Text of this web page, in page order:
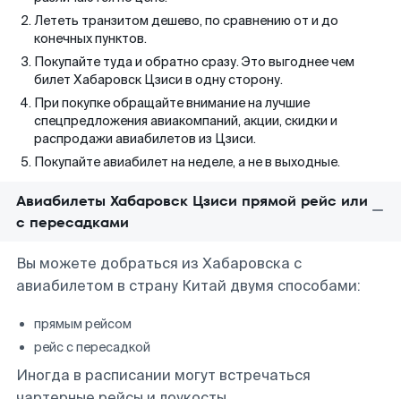
Лететь транзитом дешево, по сравнению от и до
конечных пунктов.
Покупайте туда и обратно сразу. Это выгоднее чем
билет Хабаровск Цзиси в одну сторону.
При покупке обращайте внимание на лучшие
спецпредложения авиакомпаний, акции, скидки и
распродажи авиабилетов из Цзиси.
Покупайте авиабилет на неделе, а не в выходные.
Авиабилеты Хабаровск Цзиси прямой рейс или
с пересадками
Вы можете добраться из Хабаровска с
авиабилетом в страну Китай двумя способами:
прямым рейсом
рейс с пересадкой
Иногда в расписании могут встречаться